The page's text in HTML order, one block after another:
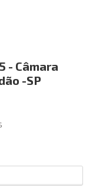
- Câmara
-SP